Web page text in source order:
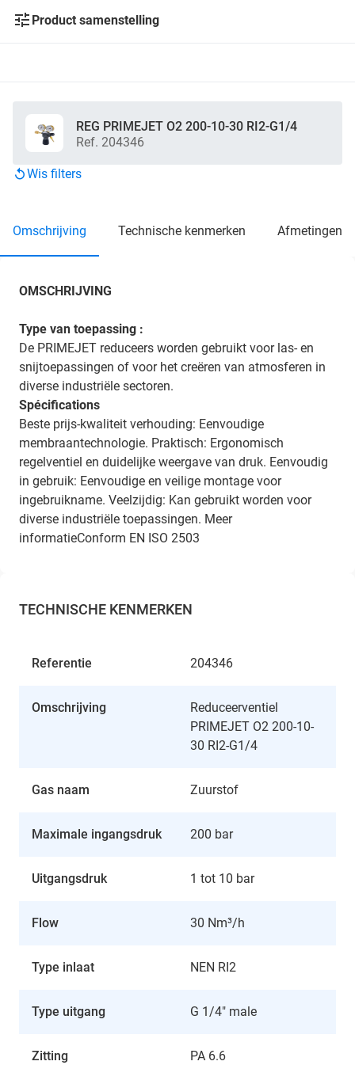
Product samenstelling
REG PRIMEJET O2 200-10-30 RI2-G1/4
Ref. 204346
Wis filters
omschrijving technische kenmerken afmetingen
OMSCHRIJVING
Type van toepassing :
De PRIMEJET reduceers worden gebruikt voor las- en
snijtoepassingen of voor het creëren van atmosferen in
diverse industriële sectoren.
Spécifications
Beste prijs-kwaliteit verhouding: Eenvoudige
membraantechnologie. Praktisch: Ergonomisch
regelventiel en duidelijke weergave van druk. Eenvoudig
in gebruik: Eenvoudige en veilige montage voor
ingebruikname. Veelzijdig: Kan gebruikt worden voor
diverse industriële toepassingen. Meer
informatieConform EN ISO 2503
TECHNISCHE KENMERKEN
Referentie 204346
Omschrijving
Reduceerventiel
PRIMEJET O2 200-10-
30 RI2-G1/4
Gas naam Zuurstof
Maximale ingangsdruk 200 bar
Uitgangsdruk 1 tot 10 bar
Flow 30 Nm³/h
Type inlaat NEN RI2
Type uitgang G 1/4" male
Zitting PA 6.6